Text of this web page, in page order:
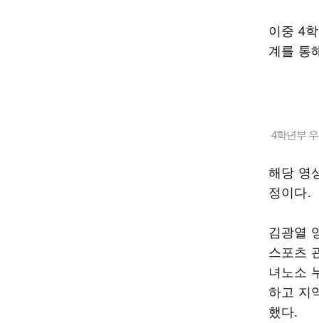
이중 4
계를 통
4학년부
해당 영
정이다.
김광열
스포츠
녀노소
하고 지
했다.